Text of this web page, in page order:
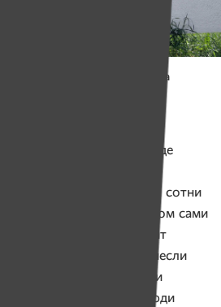
даже не подозревал, что эта
один день.
как ивент, место, где
горожан. Это
на которое пришли сотни
о работах и потом сами
зрителям, — говорит
большинство картин унесли
таблички и надписи
перфоманс! Люди